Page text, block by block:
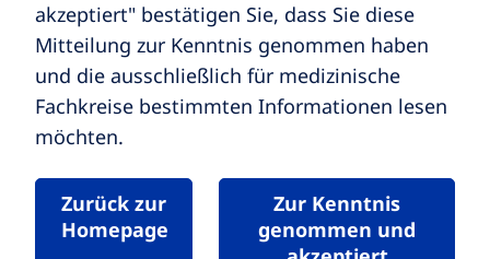
akzeptiert" bestätigen Sie, dass Sie diese
Mitteilung zur Kenntnis genommen haben
und die ausschließlich für medizinische
Fachkreise bestimmten Informationen lesen
möchten.
Zurück zur
Homepage
Zur Kenntnis
genommen und